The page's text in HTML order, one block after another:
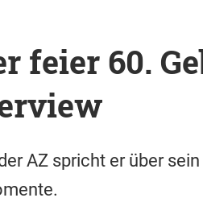
feier 60.
AZ spricht er über